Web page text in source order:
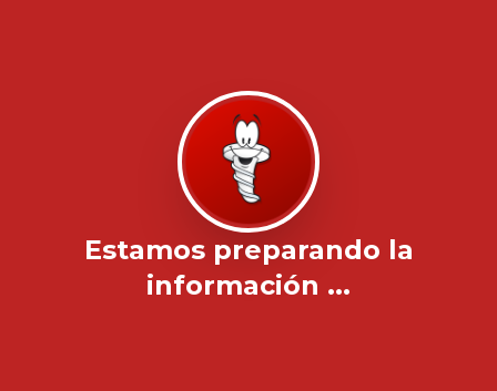
Estamos preparando la
información ...